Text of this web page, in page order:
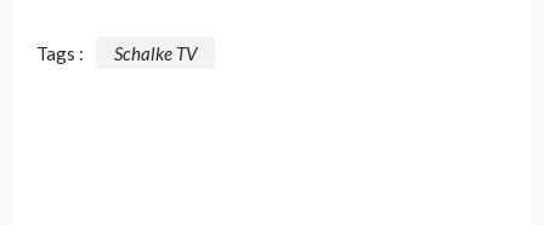
Tags : Schalke TV